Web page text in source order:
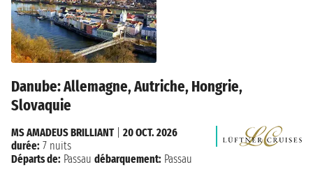
Danube: Allemagne, Autriche, Hongrie,
Slovaquie
MS AMADEUS BRILLIANT| 20 OCT. 2026
durée: 7 nuits
Départs de: Passau débarquement: Passau